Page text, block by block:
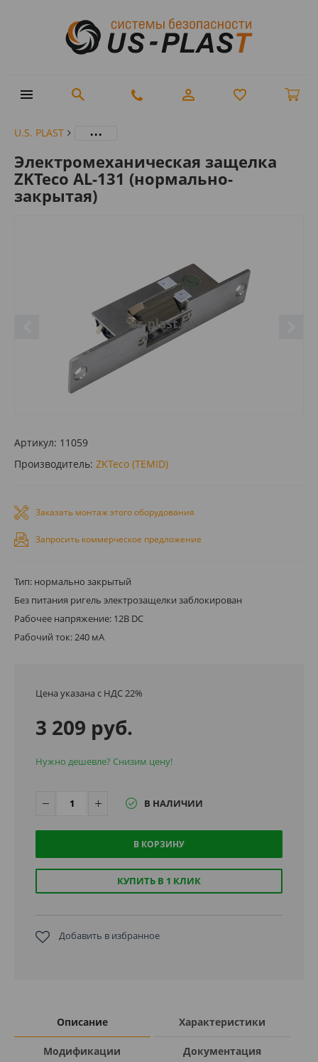
U.S. PLAST ...
Электромеханическая защелка
ZKTeco AL-131 (нормально-
закрытая)
Артикул: 11059
Производитель: ZKTeco (TEMID)
Заказать монтаж этого оборудования
Запросить коммерческое предложение
Тип: нормально закрытый
Без питания ригель электрозащелки заблокирован
Рабочее напряжение: 12В DC
Рабочий ток: 240 мА
Цена указана с НДС 22%
3 209 руб.
Нужно дешевле? Снизим цену!
В НАЛИЧИИ
В КОРЗИНУ
КУПИТЬ В 1 КЛИК
Добавить в избранное
Описание Характеристики
Модификации Документация